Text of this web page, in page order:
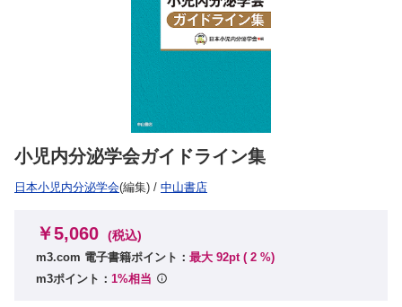
小児内分泌学会ガイドライン集
日本小児内分泌学会(編集) / 中山書店
￥5,060 (税込)
m3.com 電子書籍ポイント： 最大 92pt ( 2 %)
m3ポイント： 1%相当